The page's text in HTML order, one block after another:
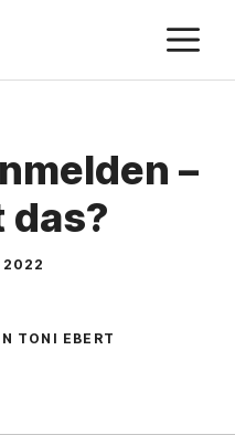
–
das?
2022
TONI EBERT